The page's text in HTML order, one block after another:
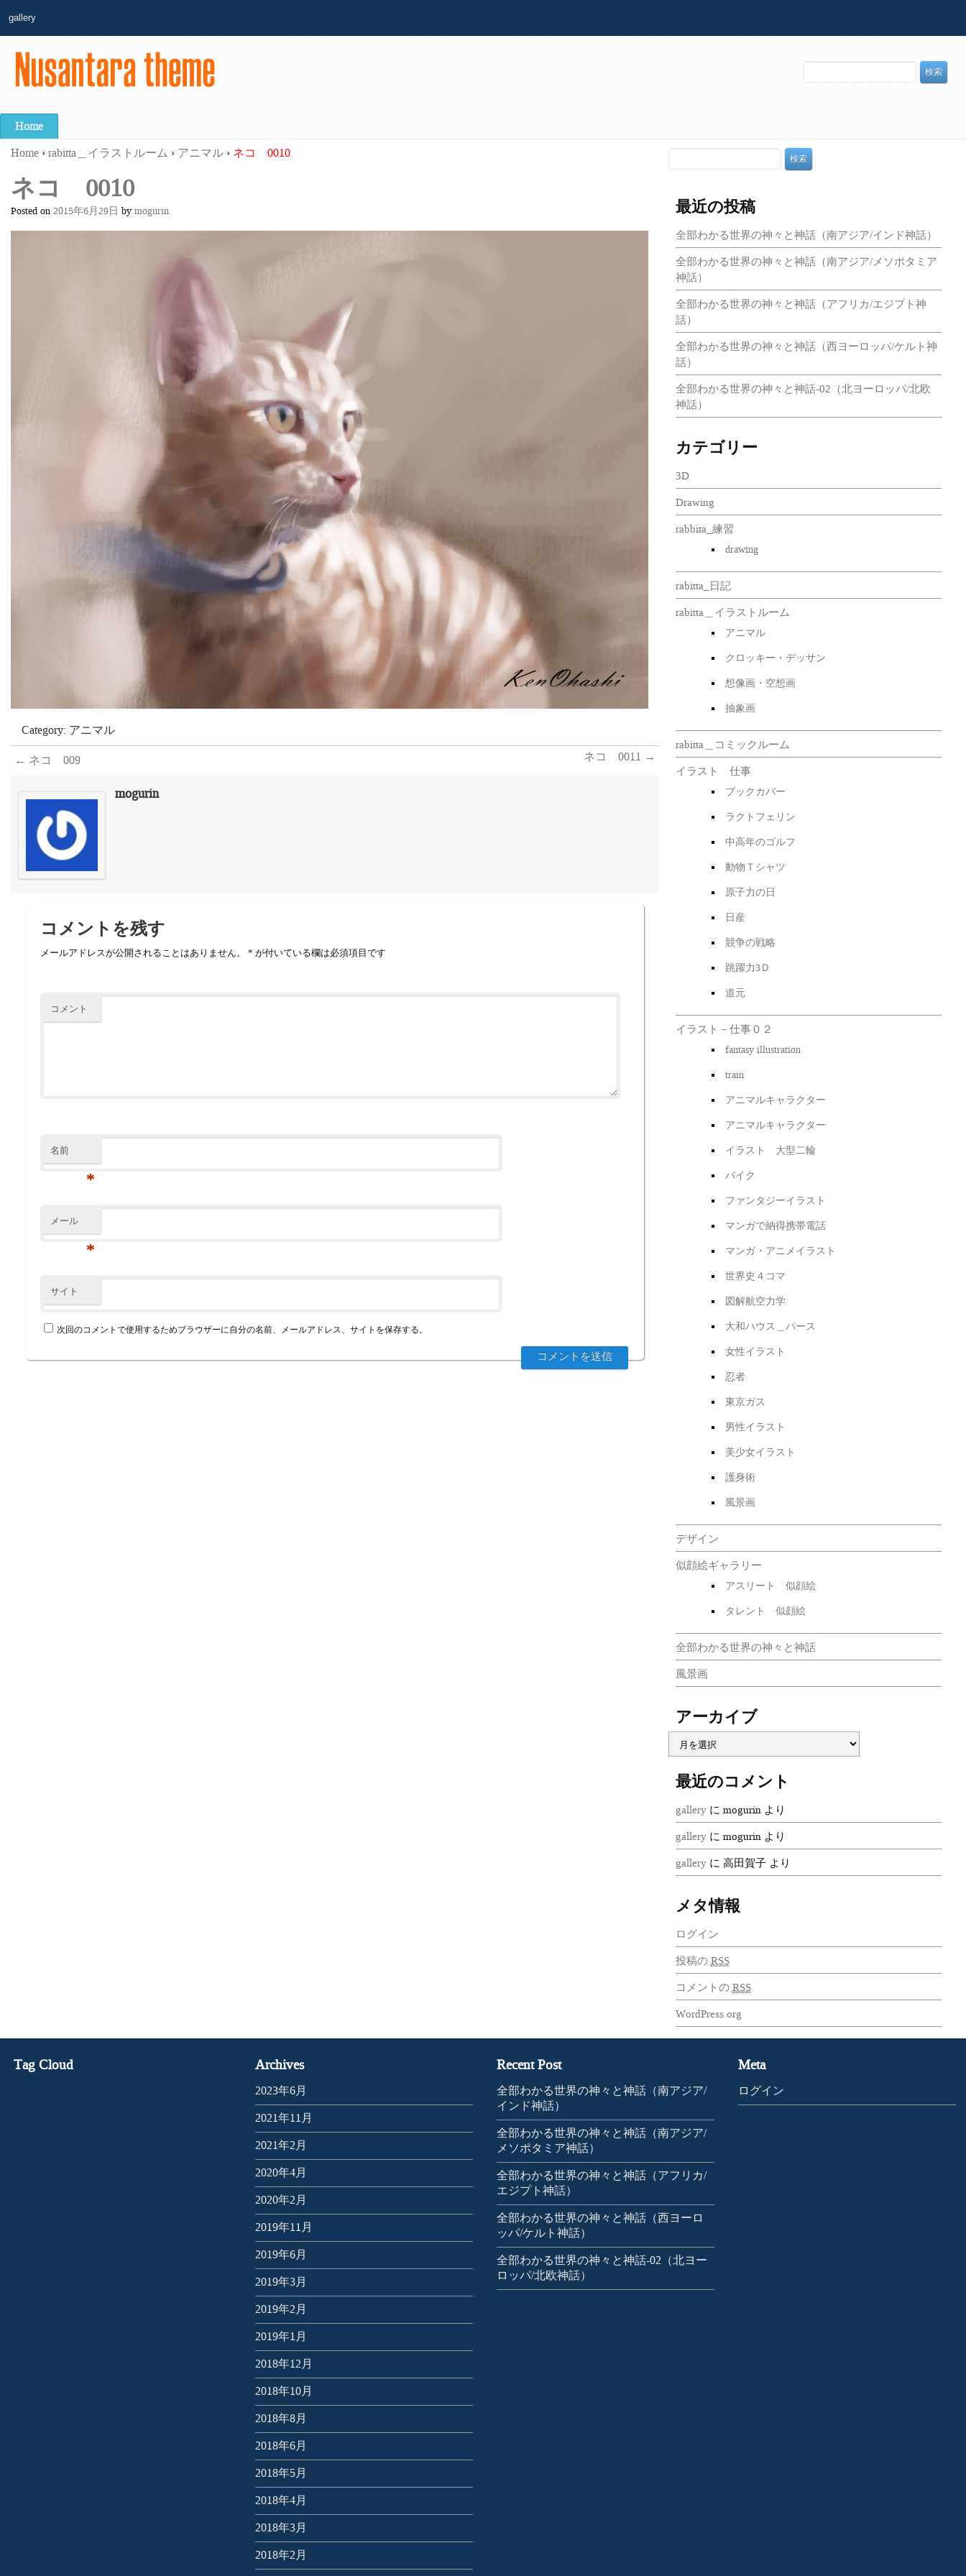
gallery
Home
Home › rabitta＿イラストルーム › アニマル › ネコ 0010
ネコ 0010
Posted on 2015年6月29日 by mogurin
Category: アニマル
← ネコ 009 ネコ 0011 →
mogurin
コメントを残す
メールアドレスが公開されることはありません。 * が付いている欄は必須項目です
コメント
名前
*
メール
*
サイト
次回のコメントで使用するためブラウザーに自分の名前、メールアドレス、サイトを保存する。
最近の投稿
全部わかる世界の神々と神話（南アジア/インド神話）
全部わかる世界の神々と神話（南アジア/メソポタミア
神話）
全部わかる世界の神々と神話（アフリカ/エジプト神
話）
全部わかる世界の神々と神話（西ヨーロッパ/ケルト神
話）
全部わかる世界の神々と神話-02（北ヨーロッパ/北欧
神話）
カテゴリー
3D
Drawing
rabbita_練習
drawing
rabitta_日記
rabitta＿イラストルーム
アニマル
クロッキー・デッサン
想像画・空想画
抽象画
rabitta＿コミックルーム
イラスト 仕事
ブックカバー
ラクトフェリン
中高年のゴルフ
動物Ｔシャツ
原子力の日
日産
競争の戦略
跳躍力3Ｄ
道元
イラスト－仕事０２
fantasy illustration
train
アニマルキャラクター
アニマルキャラクター
イラスト 大型二輪
バイク
ファンタジーイラスト
マンガで納得携帯電話
マンガ・アニメイラスト
世界史４コマ
図解航空力学
大和ハウス＿パース
女性イラスト
忍者
東京ガス
男性イラスト
美少女イラスト
護身術
風景画
デザイン
似顔絵ギャラリー
アスリート 似顔絵
タレント 似顔絵
全部わかる世界の神々と神話
風景画
アーカイブ
最近のコメント
galleryに mogurin より
galleryに mogurin より
galleryに 高田賀子より
メタ情報
ログイン
投稿の RSS
コメントの RSS
WordPress.org
Tag Cloud Archives
2023年6月
2021年11月
2021年2月
2020年4月
2020年2月
2019年11月
2019年6月
2019年3月
2019年2月
2019年1月
2018年12月
2018年10月
2018年8月
2018年6月
2018年5月
2018年4月
2018年3月
2018年2月
Recent Post
全部わかる世界の神々と神話（南アジア/
インド神話）
全部わかる世界の神々と神話（南アジア/
メソポタミア神話）
全部わかる世界の神々と神話（アフリカ/
エジプト神話）
全部わかる世界の神々と神話（西ヨーロ
ッパ/ケルト神話）
全部わかる世界の神々と神話-02（北ヨー
ロッパ/北欧神話）
Meta
ログイン